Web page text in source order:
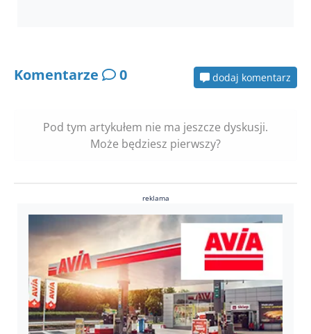
Komentarze 0 dodaj komentarz
Pod tym artykułem nie ma jeszcze dyskusji.
Może będziesz pierwszy?
reklama